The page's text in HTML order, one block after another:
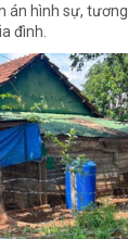
án hình sự,
đình.